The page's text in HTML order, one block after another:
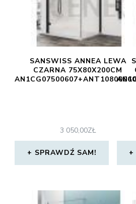
SANSWISS ANNEA LEWA
CZARNA 75X80X200CM
3 050,00ZŁ
SPRAWDŹ SAM!